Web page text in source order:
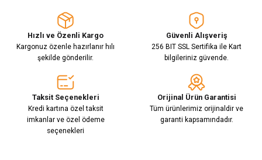
Hızlı ve Özenli Kargo
Kargonuz özenle hazırlanır hılı
şekilde gönderilir.
Güvenli Alışveriş
256 BIT SSL Sertifika ile Kart
bilgileriniz güvende.
Taksit Seçenekleri
Kredi kartına özel taksit
imkanlar ve özel ödeme
seçenekleri
Orijinal Ürün Garantisi
Tüm ürünlerimiz orijinaldir ve
garanti kapsamındadır.